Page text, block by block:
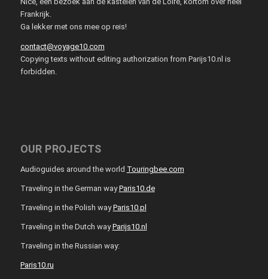
Frankrijk.
Ga lekker met ons mee op reis!
contact@voyage10.com
Copying texts without editing authorization from Parijs10.nl is
forbidden.
OUR PROJECTS
Audioguides around the world Touringbee.com
Traveling in the German wayParis10.de
Traveling in the Polish wayParis10.pl
Traveling in the Dutch wayParijs10.nl
Traveling in the Russian way:
Paris10.ru